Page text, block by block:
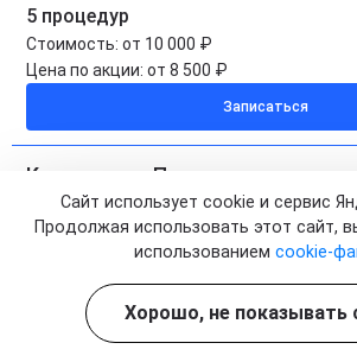
5 процедур
Стоимость: от 10 000 ₽
Цена по акции: от 8 500 ₽
Записаться
Капельница Парацетамол на
1 процедура
Стоимость:
Капельница Парацетамол на
Сайт использует cookie и сервис
Продолжая использовать этот сайт,
использованием cookie-
Хорошо, не показывать